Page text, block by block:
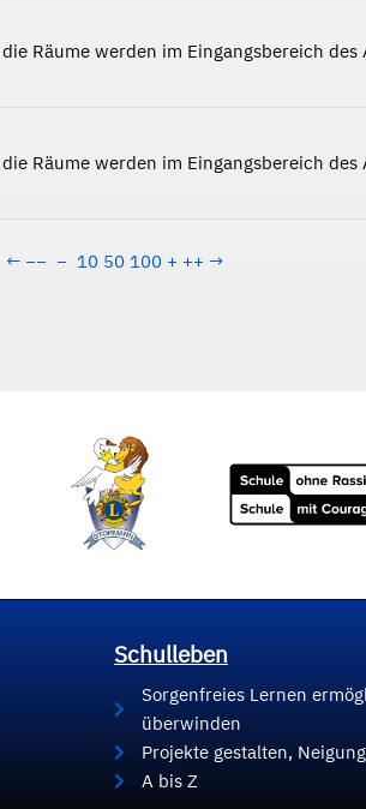
Räume werden im Eingangsbereich des
Räume werden im Eingangsbereich des
← −− − 10 50 100 + ++ →
Schulleben
Sorgenfreies Lernen
überwinden
Projekte gestalten,
A bis Z